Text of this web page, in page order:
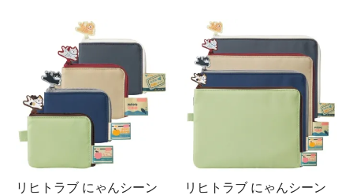
リヒトラブ にゃんシーン
リヒトラブ にゃんシーン